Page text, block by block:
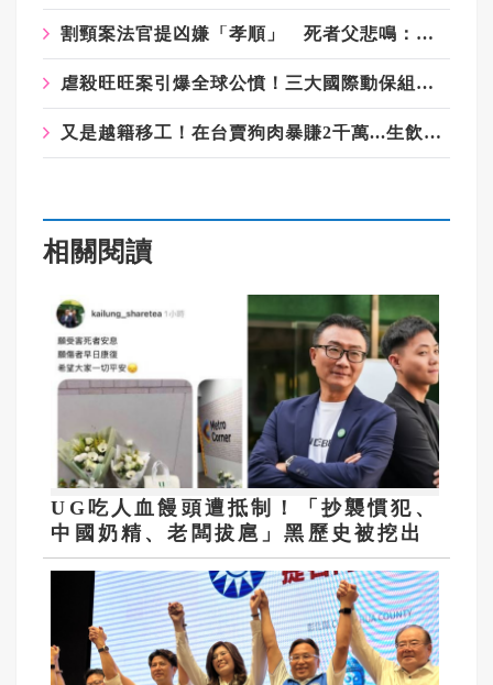
割頸案法官提凶嫌「孝順」 死者父悲鳴：法官是加害者幫兇
虐殺旺旺案引爆全球公憤！三大國際動保組織聲援 再傳男童尋新目標下手
又是越籍移工！在台賣狗肉暴賺2千萬...生飲狗血壯陽 交易暗語全曝光
相關閱讀
UG吃人血饅頭遭抵制！「抄襲慣犯、
中國奶精、老闆拔扈」黑歷史被挖出